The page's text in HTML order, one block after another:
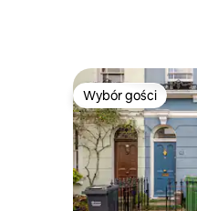
Wybór gości
Wybór gości